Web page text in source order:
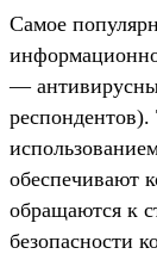
Самое
—
респондентов).
обеспечивают
обращаются к
безопасности